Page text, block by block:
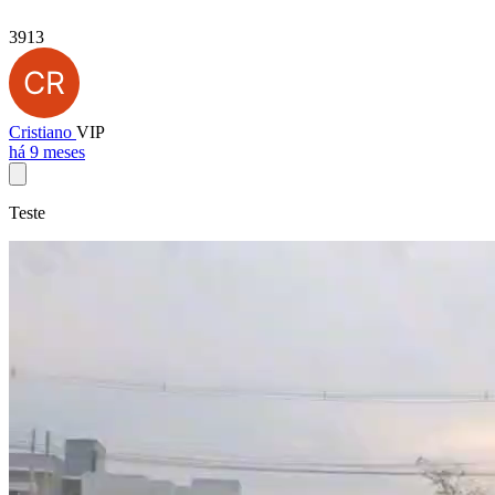
3913
Cristiano VIP
há 9 meses
Teste